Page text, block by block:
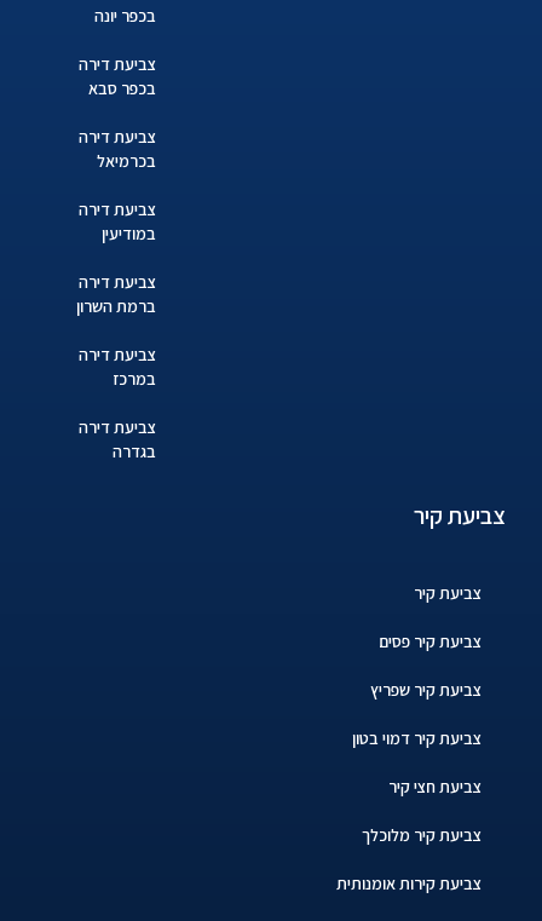
בכפר יונה
צביעת דירה
בכפר סבא
צביעת דירה
בכרמיאל
צביעת דירה
במודיעין
צביעת דירה
ברמת השרון
צביעת דירה
במרכז
צביעת דירה
בגדרה
צביעת קיר
צביעת קיר
צביעת קיר פסים
צביעת קיר שפריץ
צביעת קיר דמוי בטון
צביעת חצי קיר
צביעת קיר מלוכלך
צביעת קירות אומנותית